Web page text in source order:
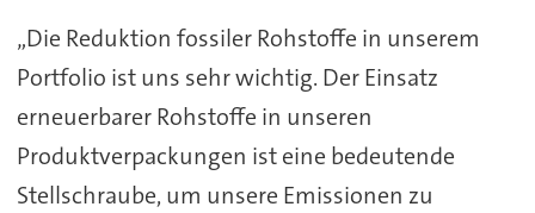
„Die Reduktion fossiler Rohstoffe in unserem
Portfolio ist uns sehr wichtig. Der Einsatz
erneuerbarer Rohstoffe in unseren
Produktverpackungen ist eine bedeutende
Stellschraube, um unsere Emissionen zu